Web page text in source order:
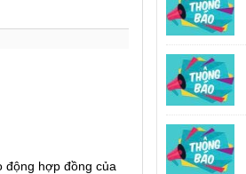
động hợp đồng của